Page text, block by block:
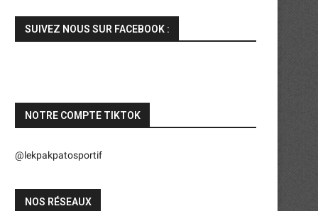
SUIVEZ NOUS SUR FACEBOOK :
NOTRE COMPTE TIKTOK
@lekpakpatosportif
NOS RÉSEAUX